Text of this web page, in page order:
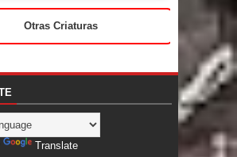
Otras Criaturas
Translate